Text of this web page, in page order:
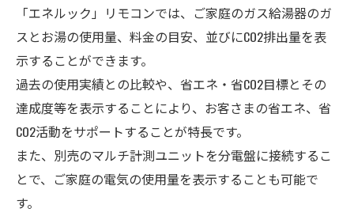
「エネルック」リモコンでは、ご家庭のガス給湯器のガ
スとお湯の使用量、料金の目安、並びにCO2排出量を表
示することができます。
過去の使用実績との比較や、省エネ・省CO2目標とその
達成度等を表示することにより、お客さまの省エネ、省
CO2活動をサポートすることが特長です。
また、別売のマルチ計測ユニットを分電盤に接続するこ
とで、ご家庭の電気の使用量を表示することも可能で
す。